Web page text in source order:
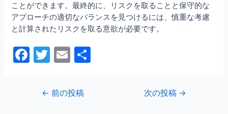
ことができます。最終的に、リスクを取ることと保守的な
アプローチの適切なバランスを見つけるには、慎重な考慮
と計算されたリスクを取る意欲が必要です。
F
T
itt
er
E
ai
l
← 前の投稿 次の投稿 →